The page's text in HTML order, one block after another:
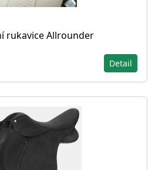
rukavice Allrounder
Detail